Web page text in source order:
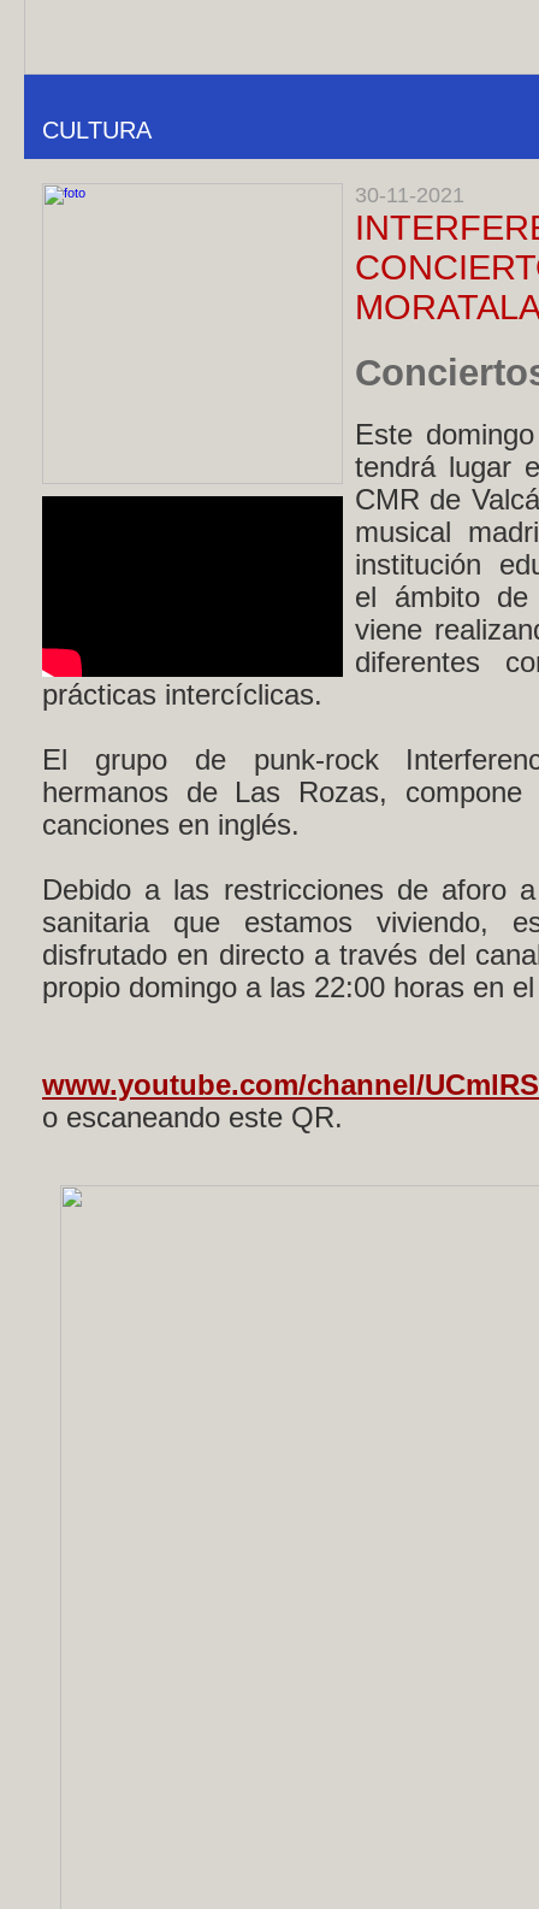
CULTURA
30-11-2021
Este
tendrá lugar
CMR de
musical
institución
el ámbito
viene
diferentes
prácticas intercíclicas.
El grupo de punk-rock
hermanos de Las Rozas,
canciones en inglés.
Debido a las restricciones de aforo
sanitaria que estamos viviendo,
disfrutado en directo a través del
propio domingo a las 22:00 horas en
www.youtube.com/channel/
o escaneando este QR.